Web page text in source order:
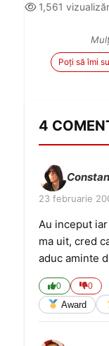
1,561
Poți să îmi
4
23 februarie
Au inceput
ma uit, cred
aduc aminte
0 0
Award